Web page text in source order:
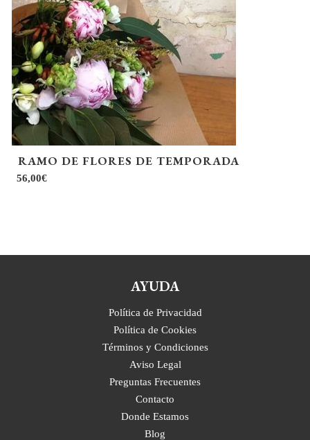
RAMO DE FLORES DE TEMPORADA
56,00€
AYUDA
Política de Privacidad
Política de Cookies
Términos y Condiciones
Aviso Legal
Preguntas Frecuentes
Contacto
Donde Estamos
Blog